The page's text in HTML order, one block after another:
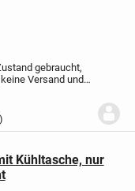
gebraucht,
Versand und
Kühltasche, nur